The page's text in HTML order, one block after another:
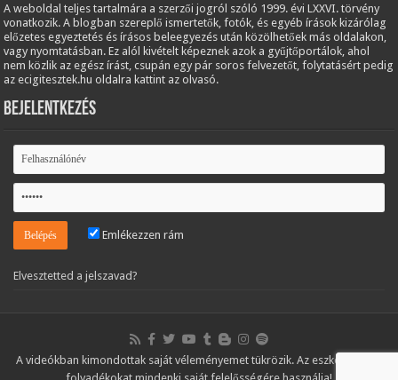
A weboldal teljes tartalmára a szerzői jogról szóló 1999. évi LXXVI. törvény
vonatkozik. A blogban szereplő ismertetők, fotók, és egyéb írások kizárólag
előzetes egyeztetés és írásos beleegyezés után közölhetőek más oldalakon,
vagy nyomtatásban. Ez alól kivételt képeznek azok a gyűjtőportálok, ahol
nem közlik az egész írást, csupán egy pár soros felvezetőt, folytatásért pedig
az ecigitesztek.hu oldalra kattint az olvasó.
Bejelentkezés
Emlékezzen rám
Elvesztetted a jelszavad?
A videókban kimondottak saját véleményemet tükrözik. Az eszközöket és